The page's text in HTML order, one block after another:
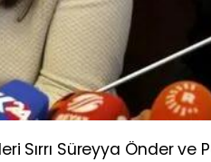
Sırrı Süreyya Önder ve